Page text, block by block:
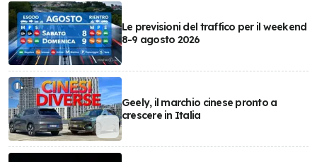
Le previsioni del traffico per il weekend
8-9 agosto 2026
Geely, il marchio cinese pronto a
crescere in Italia